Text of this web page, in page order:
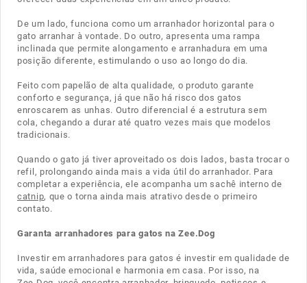
De um lado, funciona como um arranhador horizontal para o
gato arranhar à vontade. Do outro, apresenta uma rampa
inclinada que permite alongamento e arranhadura em uma
posição diferente, estimulando o uso ao longo do dia.
Feito com papelão de alta qualidade, o produto garante
conforto e segurança, já que não há risco dos gatos
enroscarem as unhas. Outro diferencial é a estrutura sem
cola, chegando a durar até quatro vezes mais que modelos
tradicionais.
Quando o gato já tiver aproveitado os dois lados, basta trocar o
refil, prolongando ainda mais a vida útil do arranhador. Para
completar a experiência, ele acompanha um sachê interno de
catnip, que o torna ainda mais atrativo desde o primeiro
contato.
Garanta arranhadores para gatos na Zee.Dog
Investir em arranhadores para gatos é investir em qualidade de
vida, saúde emocional e harmonia em casa. Por isso, na